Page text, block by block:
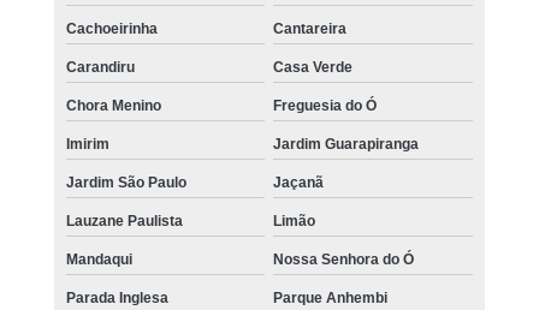
Cachoeirinha Cantareira
Carandiru Casa Verde
Chora Menino Freguesia do Ó
Imirim Jardim Guarapiranga
Jardim São Paulo Jaçanã
Lauzane Paulista Limão
Mandaqui Nossa Senhora do Ó
Parada Inglesa Parque Anhembi